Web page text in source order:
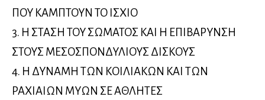
ΠΟΥ ΚΑΜΠΤΟΥΝ ΤΟ ΙΣΧΙΟ
3. Η ΣΤΑΣΗ ΤΟΥ ΣΩΜΑΤΟΣ ΚΑΙ Η ΕΠΙΒΑΡΥΝΣΗ
ΣΤΟΥΣ ΜΕΣΟΣΠΟΝΔΥΛΙΟΥΣ ΔΙΣΚΟΥΣ
4. Η ΔΥΝΑΜΗ ΤΩΝ ΚΟΙΛΙΑΚΩΝ ΚΑΙ ΤΩΝ
ΡΑΧΙΑΙΩΝ ΜΥΩΝ ΣΕ ΑΘΛΗΤΕΣ